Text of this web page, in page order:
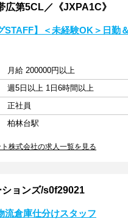
第5CL／《JXPA1C》
STAFF】＜未経験OK＞日
月給 200000円以上
週5日以上 1日6時間以上
正社員
柏林台駅
株式会社の求人一覧を見る
ョンズ/s0f29021
流倉庫仕分けスタッフ